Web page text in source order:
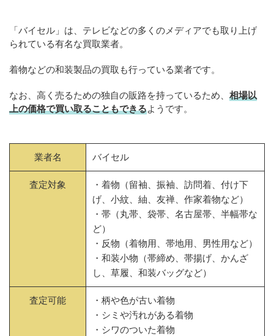
「バイセル」は、テレビなどの多くのメディアでも取り上げ
られている有名な買取業者。
着物などの和装製品の買取も行っている業者です。
なお、高く売るための独自の販路を持っているため、 相場以
上の価格で買い取ることもできるようです。
業者名 バイセル
査定対象
・着物（留袖、振袖、訪問着、付け下
げ、小紋、紬、友禅、作家着物など）
・帯（丸帯、袋帯、名古屋帯、半幅帯な
ど）
・反物（着物用、帯地用、男性用など）
・和装小物（帯締め、帯揚げ、かんざ
し、草履、和装バッグなど）
査定可能
・柄や色が古い着物
・シミや汚れがある着物
・シワのついた着物